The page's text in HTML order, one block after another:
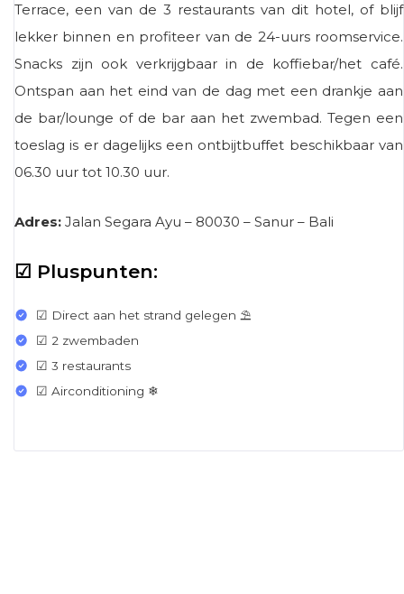
Terrace, een van de 3 restaurants van dit hotel, of blijf
lekker binnen en profiteer van de 24-uurs roomservice.
Snacks zijn ook verkrijgbaar in de koffiebar/het café.
Ontspan aan het eind van de dag met een drankje aan
de bar/lounge of de bar aan het zwembad. Tegen een
toeslag is er dagelijks een ontbijtbuffet beschikbaar van
06.30 uur tot 10.30 uur.
Adres: Jalan Segara Ayu – 80030 – Sanur – Bali
☑ Pluspunten:
☑ Direct aan het strand gelegen ⛱
☑ 2 zwembaden
☑ 3 restaurants
☑ Airconditioning ❄